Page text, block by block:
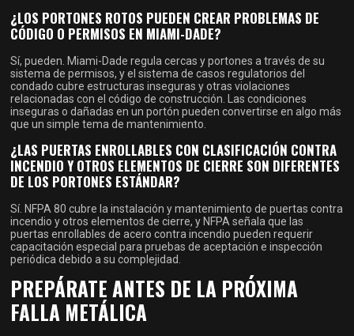
¿LOS PORTONES ROTOS PUEDEN CREAR PROBLEMAS DE
CÓDIGO O PERMISOS EN MIAMI-DADE?
Sí, pueden. Miami-Dade regula cercas y portones a través de su
sistema de permisos, y el sistema de casos regulatorios del
condado cubre estructuras inseguras y otras violaciones
relacionadas con el código de construcción. Las condiciones
inseguras o dañadas en un portón pueden convertirse en algo más
que un simple tema de mantenimiento.
¿LAS PUERTAS ENROLLABLES CON CLASIFICACIÓN CONTRA
INCENDIO Y OTROS ELEMENTOS DE CIERRE SON DIFERENTES
DE LOS PORTONES ESTÁNDAR?
Sí. NFPA 80 cubre la instalación y mantenimiento de puertas contra
incendio y otros elementos de cierre, y NFPA señala que las
puertas enrollables de acero contra incendio pueden requerir
capacitación especial para pruebas de aceptación e inspección
periódica debido a su complejidad.
PREPÁRATE ANTES DE LA PRÓXIMA
FALLA METÁLICA